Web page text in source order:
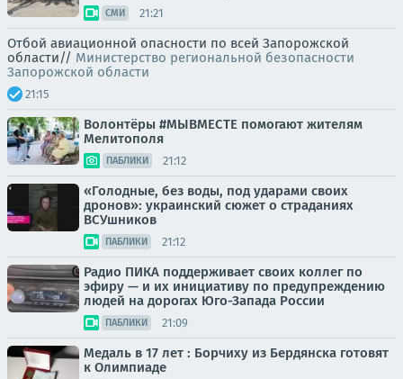
СМИ 21:21
Отбой авиационной опасности по всей Запорожской
области// Министерство региональной безопасности
Запорожской области
21:15
Волонтёры #МЫВМЕСТЕ помогают жителям
Мелитополя
ПАБЛИКИ 21:12
«Голодные, без воды, под ударами своих
дронов»: украинский сюжет о страданиях
ВСУшников
ПАБЛИКИ 21:12
Радио ПИКА поддерживает своих коллег по
эфиру — и их инициативу по предупреждению
людей на дорогах Юго-Запада России
ПАБЛИКИ 21:09
Медаль в 17 лет : Борчиху из Бердянска готовят
к Олимпиаде